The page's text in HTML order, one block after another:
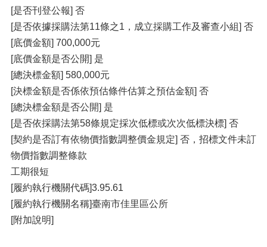
[是否刊登公報] 否
[是否依據採購法第11條之1，成立採購工作及審查小組] 否
[底價金額] 700,000元
[底價金額是否公開] 是
[總決標金額] 580,000元
[決標金額是否係依預估條件估算之預估金額] 否
[總決標金額是否公開] 是
[是否依採購法第58條規定採次低標或次次低標決標] 否
[契約是否訂有依物價指數調整價金規定] 否，招標文件未訂
物價指數調整條款
工期很短
[履約執行機關代碼]3.95.61
[履約執行機關名稱]臺南市佳里區公所
[附加說明]